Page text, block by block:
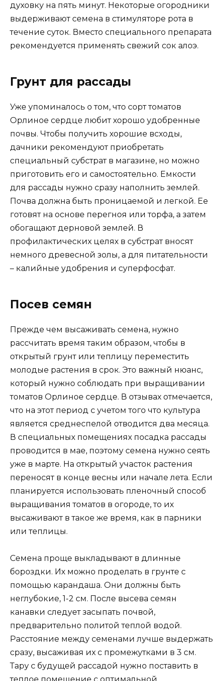
духовку на пять минут. Некоторые огородники
выдерживают семена в стимуляторе рота в
течение суток. Вместо специального препарата
рекомендуется применять свежий сок алоэ.
Грунт для рассады
Уже упоминалось о том, что сорт томатов
Орлиное сердце любит хорошо удобренные
почвы. Чтобы получить хорошие всходы,
дачники рекомендуют приобретать
специальный субстрат в магазине, но можно
приготовить его и самостоятельно. Емкости
для рассады нужно сразу наполнить землей.
Почва должна быть проницаемой и легкой. Ее
готовят на основе перегноя или торфа, а затем
обогащают дерновой землей. В
профилактических целях в субстрат вносят
немного древесной золы, а для питательности
– калийные удобрения и суперфосфат.
Посев семян
Прежде чем высаживать семена, нужно
рассчитать время таким образом, чтобы в
открытый грунт или теплицу переместить
молодые растения в срок. Это важный нюанс,
который нужно соблюдать при выращивании
томатов Орлиное сердце. В отзывах отмечается,
что на этот период с учетом того что культура
является среднеспелой отводится два месяца.
В специальных помещениях посадка рассады
проводится в мае, поэтому семена нужно сеять
уже в марте. На открытый участок растения
переносят в конце весны или начале лета. Если
планируется использовать пленочный способ
выращивания томатов в огороде, то их
высаживают в такое же время, как в парники
или теплицы.
Семена проще выкладывают в длинные
бороздки. Их можно проделать в грунте с
помощью карандаша. Они должны быть
неглубокие, 1-2 см. После высева семян
канавки следует засыпать почвой,
предварительно политой теплой водой.
Расстояние между семенами лучше выдержать
сразу, высаживая их с промежутками в 3 см.
Тару с будущей рассадой нужно поставить в